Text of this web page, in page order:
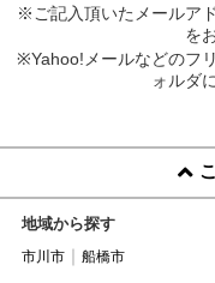
※ご記入頂いたメールア
を
※Yahoo!メールなどのフ
ォルダ
地域から探す
市川市 船橋市